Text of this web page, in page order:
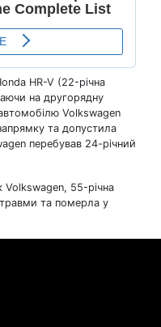
HR-V (22-річна
на другорядну
Volkswagen
та допустила
перебував 24-річний
Volkswagen, 55-річна
та померла у